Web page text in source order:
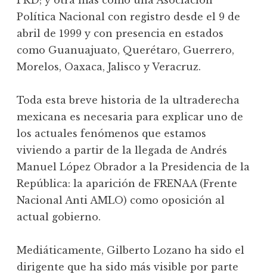
Política Nacional con registro desde el 9 de
abril de 1999 y con presencia en estados
como Guanuajuato, Querétaro, Guerrero,
Morelos, Oaxaca, Jalisco y Veracruz.
Toda esta breve historia de la ultraderecha
mexicana es necesaria para explicar uno de
los actuales fenómenos que estamos
viviendo a partir de la llegada de Andrés
Manuel López Obrador a la Presidencia de la
República: la aparición de FRENAA (Frente
Nacional Anti AMLO) como oposición al
actual gobierno.
Mediáticamente, Gilberto Lozano ha sido el
dirigente que ha sido más visible por parte